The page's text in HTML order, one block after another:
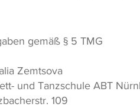
gemäß § 5 TMG
Zemtsova
und Tanzschule ABT
109